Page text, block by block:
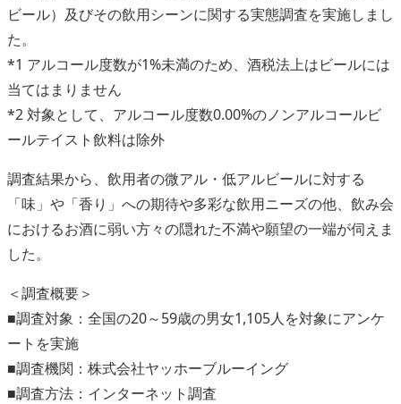
ビール）及びその飲用シーンに関する実態調査を実施しまし
た。
*1 アルコール度数が1%未満のため、酒税法上はビールには
当てはまりません
*2 対象として、アルコール度数0.00%のノンアルコールビ
ールテイスト飲料は除外
調査結果から、飲用者の微アル・低アルビールに対する
「味」や「香り」への期待や多彩な飲用ニーズの他、飲み会
におけるお酒に弱い方々の隠れた不満や願望の一端が伺えま
した。
＜調査概要＞
■調査対象：全国の20～59歳の男女1,105人を対象にアンケ
ートを実施
■調査機関：株式会社ヤッホーブルーイング
■調査方法：インターネット調査